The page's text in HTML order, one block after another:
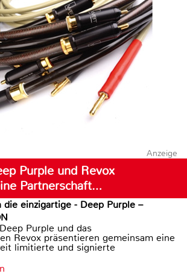
Anzeige
Purple und Revox
Partnerschaft…
die einzigartige - Deep Purple –
Purple und das
Revox präsentieren gemeinsam eine
limitierte und signierte